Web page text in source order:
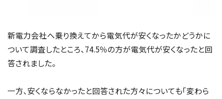
新電力会社へ乗り換えてから電気代が安くなったかどうかに
ついて調査したところ、74.5％の方が電気代が安くなったと回
答されました。
一方、安くならなかったと回答された方々についても「変わら